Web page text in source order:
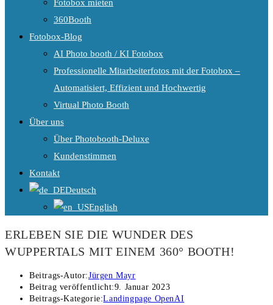
Fotobox mieten
360Booth
Fotobox-Blog
AI Photo booth / KI Fotobox
Professionelle Mitarbeiterfotos mit der Fotobox –
Automatisiert, Effizient und Hochwertig
Virtual Photo Booth
Über uns
Über Photobooth-Deluxe
Kundenstimmen
Kontakt
Deutsch
English
ERLEBEN SIE DIE WUNDER DES
WUPPERTALS MIT EINEM 360° BOOTH!
Beitrags-Autor:Jürgen Mayr
Beitrag veröffentlicht:9. Januar 2023
Beitrags-Kategorie:Landingpage OpenAI